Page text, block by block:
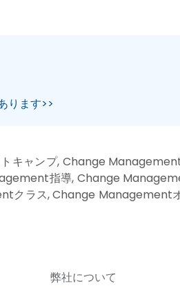
ります>>
ャンプ, Change
指導, Change
クラス, Change Management
弊社について